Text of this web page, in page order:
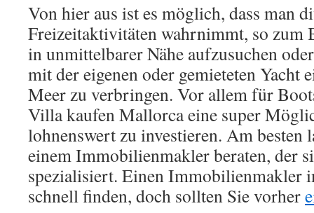
Von hier aus ist es möglich, dass man
Freizeitaktivitäten wahrnimmt, so zum
in unmittelbarer Nähe aufzusuchen
mit der eigenen oder gemieteten Yacht
Meer zu verbringen. Vor allem für
Villa kaufen Mallorca eine super
lohnenswert zu investieren. Am besten
einem Immobilienmakler beraten, der
spezialisiert. Einen Immobilienmakler
schnell finden, doch sollten Sie vorher